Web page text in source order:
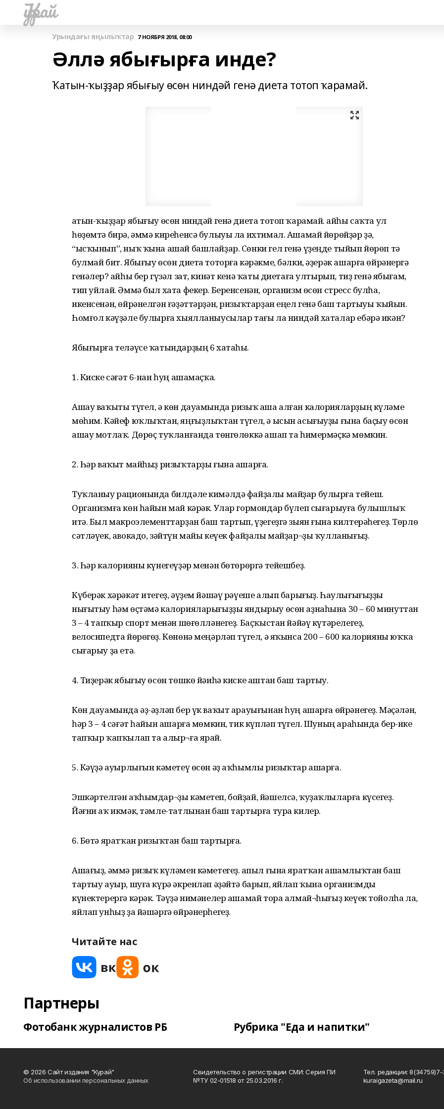
Ҡурай
Урындағы яңылыҡтар 7 НОЯБРЯ 2018, 08:00
Әллә ябығырға инде?
Ҡатын-ҡыҙҙар ябығыу өсөн ниндәй генә диета тотоп ҡарамай.
Ҡатын-ҡыҙҙар ябығыу өсөн ниндәй генә диета тотоп ҡарамай. Ҡайһы саҡта ул
һөҙөмтә бирә, әммә киреһенсә булыуы ла ихтимал. Ашамай йөрөйҙәр ҙә,
“ысҡынып”, ныҡ ҡына ашай башлайҙар. Сөнки гел генә үҙеңде тыйып йөрөп тә
булмай бит. Ябығыу өсөн диета тоторға кәрәкме, бәлки, әҙерәк ашарға өйрәнергә
генәлер? Ҡайһы бер гүзәл зат, кинәт кенә ҡаты диетаға ултырып, тиҙ генә ябығам,
тип уйлай. Әммә был хата фекер. Беренсенән, организм өсөн стресс булһа,
икенсенән, өйрәнелгән ғәҙәттәрҙән, ризыҡтарҙан еңел генә баш тартыуы ҡыйын.
Һомғол кәүҙәле булырға хыялланыусылар тағы ла ниндәй хаталар ебәрә икән?
Ябығырға теләүсе ҡатындарҙың 6 хатаһы.
1. Киске сәғәт 6-нан һуң ашамаҫҡа.
Ашау ваҡыты түгел, ә көн дауамында ризыҡ аша алған калорияларҙың күләме
мөһим. Кәйеф юҡлыҡтан, яңғыҙлыҡтан түгел, ә ысын асығыуҙы ғына баҫыу өсөн
ашау мотлаҡ. Дөрөҫ туҡланғанда төнгөлөккә ашап та һимермәҫкә мөмкин.
2. Һәр ваҡыт майһыҙ ризыҡтарҙы ғына ашарға.
Туҡланыу рационында билдәле кимәлдә файҙалы майҙар булырға тейеш.
Организмға көн һайын май кәрәк. Улар гормондар бүлеп сығарыуға булышлыҡ
итә. Был макроэлементтарҙан баш тартып, үҙегеҙгә зыян ғына килтерәһегеҙ. Төрлө
сәтләүек, авокадо, зәйтүн майы кеүек файҙалы майҙар¬ҙы ҡулланығыҙ.
3. Һәр калорияны күнегеүҙәр менән бөтөрөргә тейешбеҙ.
Күберәк хәрәкәт итегеҙ, әүҙем йәшәү рәүеше алып барығыҙ. Һаулығығыҙҙы
нығытыу һәм өҫтәмә калорияларығыҙҙы яндырыу өсөн аҙнаһына 30 – 60 минуттан
3 – 4 тапҡыр спорт менән шөғөлләнегеҙ. Баҫҡыстан йәйәү күтәрелегеҙ,
велосипедта йөрөгөҙ. Көнөнә меңәрләп түгел, ә яҡынса 200 – 600 калорияны юҡҡа
сығарыу ҙа етә.
4. Тиҙерәк ябығыу өсөн төшкө йәиһә киске аштан баш тартыу.
Көн дауамында әҙ-әҙләп бер үк ваҡыт арауығынан һуң ашарға өйрәнегеҙ. Мәҫәлән,
һәр 3 – 4 сәғәт һайын ашарға мөмкин, тик күпләп түгел. Шуның араһында бер-ике
тапҡыр ҡапҡылап та алыр¬ға ярай.
5. Кәүҙә ауырлығын кәметеү өсөн әҙ аҡһымлы ризыҡтар ашарға.
Эшкәртелгән аҡһымдар¬ҙы кәметеп, бойҙай, йәшелсә, ҡуҙаҡлыларға күсегеҙ.
Йәғни аҡ икмәк, тәмле-татлынан баш тартырға тура килер.
6. Бөтә яратҡан ризыҡтан баш тартырға.
Ашағыҙ, әммә ризыҡ күләмен кәметегеҙ. Ҡапыл ғына яратҡан ашамлыҡтан баш
тартыу ауыр, шуға күрә әкренләп әҙәйтә барып, яйлап ҡына организмды
күнектерергә кәрәк. Тәүҙә нимәнелер ашамай тора алмай¬һығыҙ кеүек тойолһа ла,
яйлап унһыҙ ҙа йәшәргә өйрәнерһегеҙ.
Читайте нас
Партнеры
Фотобанк журналистов РБ Рубрика "Еда и напитки"
© 2026 Сайт издания "Курай"
Об использовании персональных данных
Свидетельство о регистрации СМИ: Серия ПИ
№ТУ 02-01518 от 25.03.2016 г.
Тел. редакции:
kuraigazeta@mail.ru